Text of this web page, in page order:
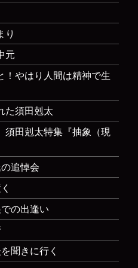
り
元
やはり人間は精神で生
た須田剋太
田剋太特集『抽象（現
追悼会
の出逢い
聞きに行く